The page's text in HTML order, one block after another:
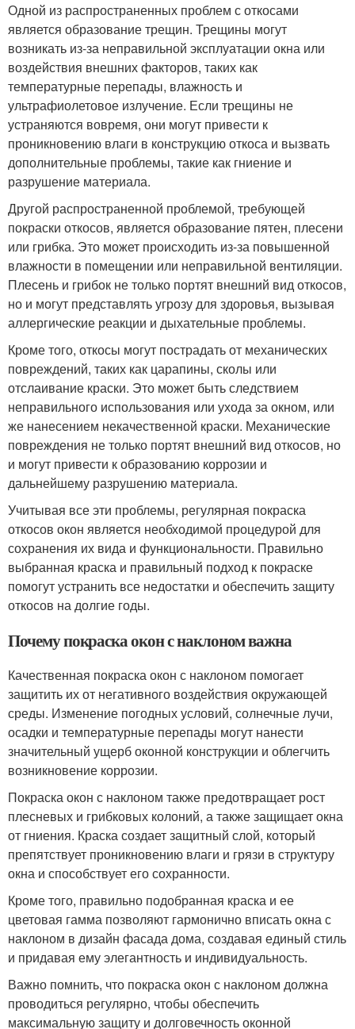
Одной из распространенных проблем с откосами
является образование трещин. Трещины могут
возникать из-за неправильной эксплуатации окна или
воздействия внешних факторов, таких как
температурные перепады, влажность и
ультрафиолетовое излучение. Если трещины не
устраняются вовремя, они могут привести к
проникновению влаги в конструкцию откоса и вызвать
дополнительные проблемы, такие как гниение и
разрушение материала.
Другой распространенной проблемой, требующей
покраски откосов, является образование пятен, плесени
или грибка. Это может происходить из-за повышенной
влажности в помещении или неправильной вентиляции.
Плесень и грибок не только портят внешний вид откосов,
но и могут представлять угрозу для здоровья, вызывая
аллергические реакции и дыхательные проблемы.
Кроме того, откосы могут пострадать от механических
повреждений, таких как царапины, сколы или
отслаивание краски. Это может быть следствием
неправильного использования или ухода за окном, или
же нанесением некачественной краски. Механические
повреждения не только портят внешний вид откосов, но
и могут привести к образованию коррозии и
дальнейшему разрушению материала.
Учитывая все эти проблемы, регулярная покраска
откосов окон является необходимой процедурой для
сохранения их вида и функциональности. Правильно
выбранная краска и правильный подход к покраске
помогут устранить все недостатки и обеспечить защиту
откосов на долгие годы.
Почему покраска окон с наклоном важна
Качественная покраска окон с наклоном помогает
защитить их от негативного воздействия окружающей
среды. Изменение погодных условий, солнечные лучи,
осадки и температурные перепады могут нанести
значительный ущерб оконной конструкции и облегчить
возникновение коррозии.
Покраска окон с наклоном также предотвращает рост
плесневых и грибковых колоний, а также защищает окна
от гниения. Краска создает защитный слой, который
препятствует проникновению влаги и грязи в структуру
окна и способствует его сохранности.
Кроме того, правильно подобранная краска и ее
цветовая гамма позволяют гармонично вписать окна с
наклоном в дизайн фасада дома, создавая единый стиль
и придавая ему элегантность и индивидуальность.
Важно помнить, что покраска окон с наклоном должна
проводиться регулярно, чтобы обеспечить
максимальную защиту и долговечность оконной